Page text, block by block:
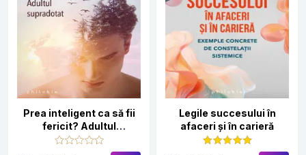
Prea inteligent ca să fii
fericit? Adultul
supradotat
Legile succesului în
afaceri și în carieră